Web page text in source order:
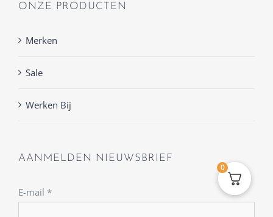
ONZE PRODUCTEN
Merken
Sale
Werken Bij
AANMELDEN NIEUWSBRIEF
E-mail *
0